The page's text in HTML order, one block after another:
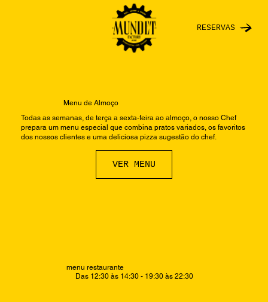
RESERVAS
Menu de Almoço
Todas as semanas, de terça a sexta-feira ao almoço, o nosso Chef
prepara um menu especial que combina pratos variados, os favoritos
dos nossos clientes e uma deliciosa pizza sugestão do chef.
VER MENU
menu restaurante
Das 12:30 às 14:30 - 19:30 às 22:30